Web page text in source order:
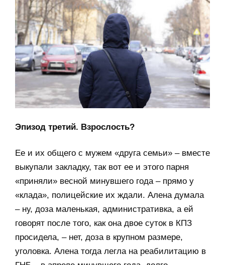
Эпизод третий. Взрослость?
Ее и их общего с мужем «друга семьи» – вместе
выкупали закладку, так вот ее и этого парня
«приняли» весной минувшего года – прямо у
«клада», полицейские их ждали. Алена думала
– ну, доза маленькая, административка, а ей
говорят после того, как она двое суток в КПЗ
просидела, – нет, доза в крупном размере,
уголовка. Алена тогда легла на реабилитацию в